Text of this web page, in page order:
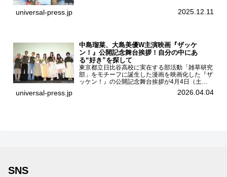
した。AKB48伊藤百花1stフォトブッ...
universal-press.jp 2025.12.11
中島瑠菜、大島美優W主演映画『ザッケ
ン！』公開記念舞台挨拶！自分の中にあ
る“好き”を探して
東京都立日比谷高校に実在する部活動「雑草研究
部」をモチーフに誕生した漫画を映画化した『ザ
ッケン！』の公開記念舞台挨拶が4月4日（土）
ユナイテッドシネマお台場で開催され、出演者の
中島瑠菜、大島美優、八神遼介（ICEx）、阿佐
universal-press.jp 2026.04.04
SNS